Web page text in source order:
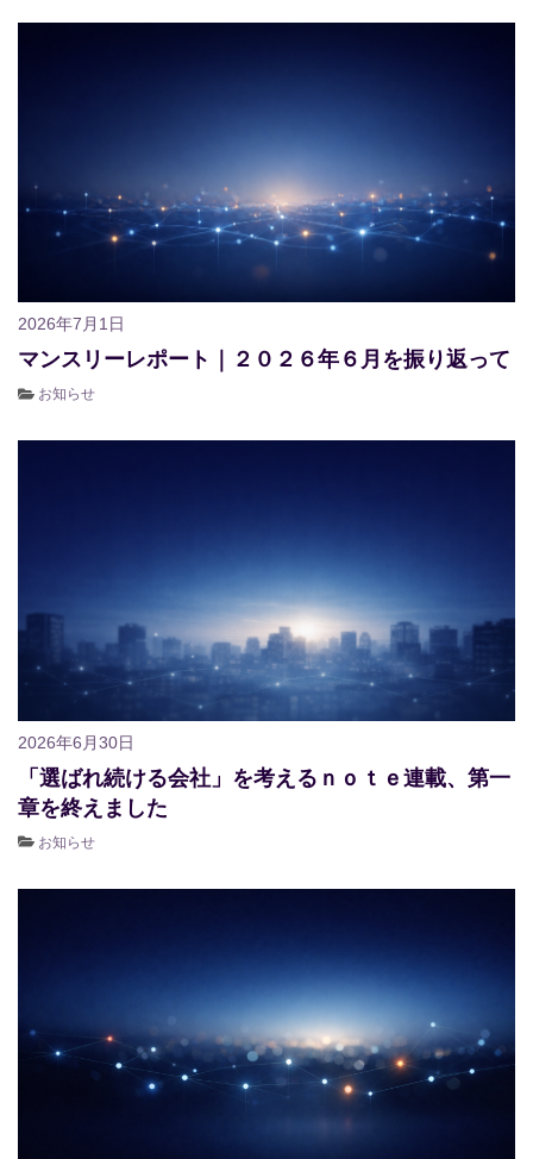
2026年7月1日
マンスリーレポート｜２０２６年６月を振り返って
お知らせ
2026年6月30日
「選ばれ続ける会社」を考えるｎｏｔｅ連載、第一
章を終えました
お知らせ